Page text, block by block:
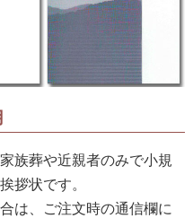
族葬や近親者のみで小規
拶状です。
は、ご注文時の通信欄に